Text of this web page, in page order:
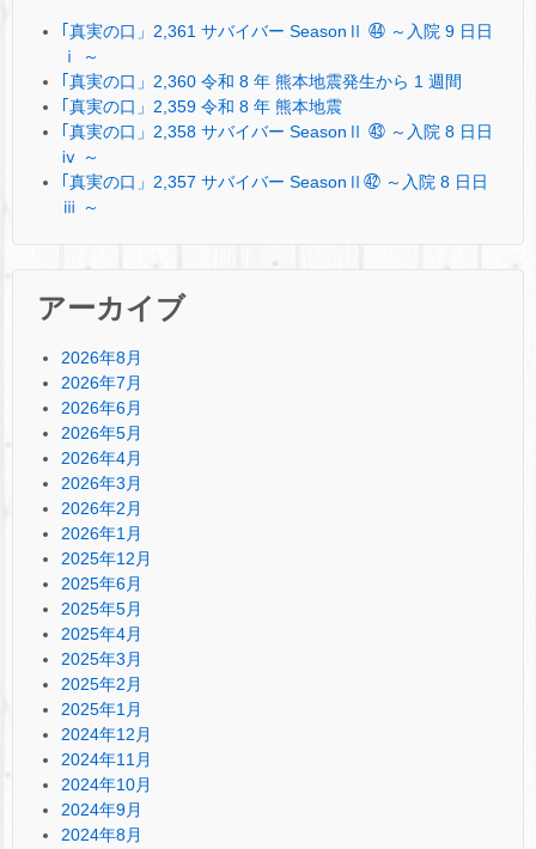
｢真実の口」2,361 サバイバー SeasonⅡ ㊹ ～入院 9 日日
ⅰ ～
｢真実の口」2,360 令和 8 年 熊本地震発生から 1 週間
｢真実の口」2,359 令和 8 年 熊本地震
｢真実の口」2,358 サバイバー SeasonⅡ ㊸ ～入院 8 日日
ⅳ ～
｢真実の口」2,357 サバイバー SeasonⅡ㊷ ～入院 8 日日
ⅲ ～
アーカイブ
2026年8月
2026年7月
2026年6月
2026年5月
2026年4月
2026年3月
2026年2月
2026年1月
2025年12月
2025年6月
2025年5月
2025年4月
2025年3月
2025年2月
2025年1月
2024年12月
2024年11月
2024年10月
2024年9月
2024年8月